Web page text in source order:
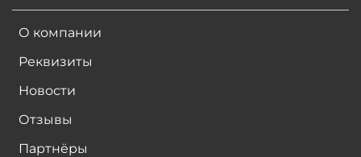
О компании
Реквизиты
Новости
Отзывы
Партнёры